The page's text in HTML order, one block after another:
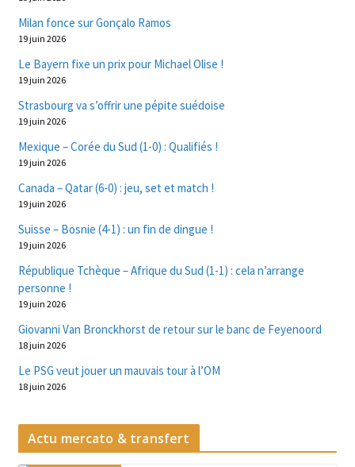
Milan fonce sur Gonçalo Ramos
19 juin 2026
Le Bayern fixe un prix pour Michael Olise !
19 juin 2026
Strasbourg va s’offrir une pépite suédoise
19 juin 2026
Mexique – Corée du Sud (1-0) : Qualifiés !
19 juin 2026
Canada – Qatar (6-0) : jeu, set et match !
19 juin 2026
Suisse – Bosnie (4-1) : un fin de dingue !
19 juin 2026
République Tchèque – Afrique du Sud (1-1) : cela n’arrange
personne !
19 juin 2026
Giovanni Van Bronckhorst de retour sur le banc de Feyenoord
18 juin 2026
Le PSG veut jouer un mauvais tour à l’OM
18 juin 2026
Actu mercato & transfert